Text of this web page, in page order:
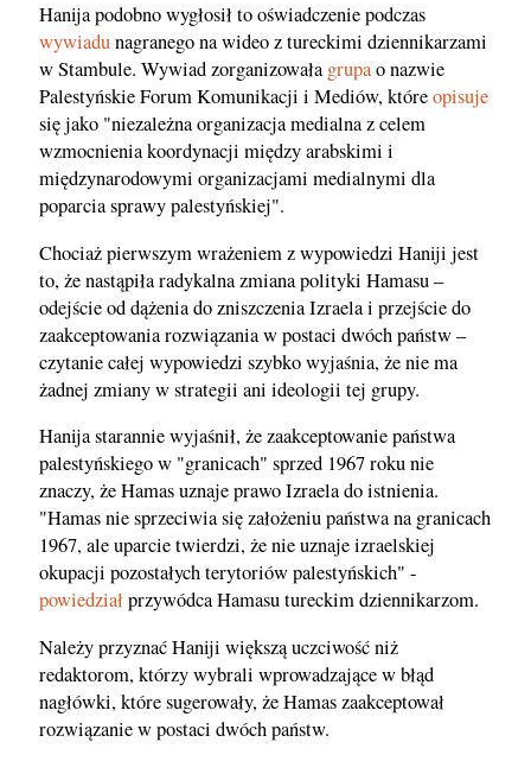
Hanija podobno wygłosił to oświadczenie podczas
wywiadunagranego na wideo z tureckimi dziennikarzami
w Stambule. Wywiad zorganizowała grupao nazwie
Palestyńskie Forum Komunikacji i Mediów, któreopisuje
się jako "niezależna organizacja medialna z celem
wzmocnienia koordynacji między arabskimi i
międzynarodowymi organizacjami medialnymi dla
poparcia sprawy palestyńskiej".
Chociaż pierwszym wrażeniem z wypowiedzi Haniji jest
to, że nastąpiła radykalna zmiana polityki Hamasu –
odejście od dążenia do zniszczenia Izraela i przejście do
zaakceptowania rozwiązania w postaci dwóch państw –
czytanie całej wypowiedzi szybko wyjaśnia, że nie ma
żadnej zmiany w strategii ani ideologii tej grupy.
Hanija starannie wyjaśnił, że zaakceptowanie państwa
palestyńskiego w "granicach" sprzed 1967 roku nie
znaczy, że Hamas uznaje prawo Izraela do istnienia.
"Hamas nie sprzeciwia się założeniu państwa na granicach
1967, ale uparcie twierdzi, że nie uznaje izraelskiej
okupacji pozostałych terytoriów palestyńskich" -
powiedziałprzywódca Hamasu tureckim dziennikarzom.
Należy przyznać Haniji większą uczciwość niż
redaktorom, którzy wybrali wprowadzające w błąd
nagłówki, które sugerowały, że Hamas zaakceptował
rozwiązanie w postaci dwóch państw.